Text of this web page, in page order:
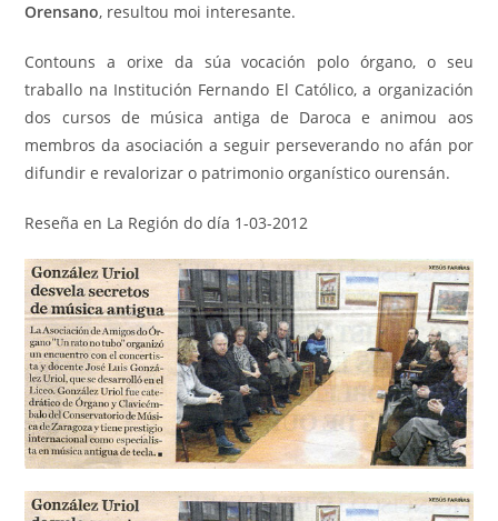
Orensano, resultou moi interesante.
Contouns a orixe da súa vocación polo órgano, o seu
traballo na Institución Fernando El Católico, a organización
dos cursos de música antiga de Daroca e animou aos
membros da asociación a seguir perseverando no afán por
difundir e revalorizar o patrimonio organístico ourensán.
Reseña en La Región do día 1-03-2012